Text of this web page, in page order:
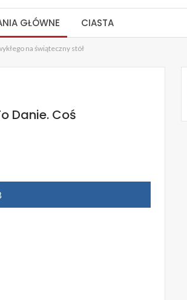
GŁÓWNE CIASTA
na świąteczny stół
Danie. Coś